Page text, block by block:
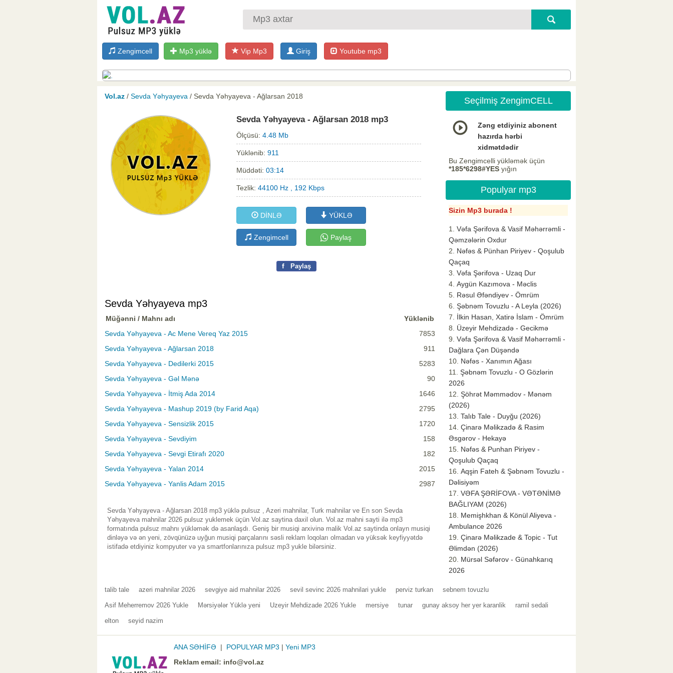
Zengimcell Mp3 yüklə Vip Mp3 Giriş Youtube mp3
Vol.az / Sevda Yəhyayeva / Sevda Yəhyayeva - Ağlarsan 2018
Sevda Yəhyayeva - Ağlarsan 2018 mp3
Ölçüsü: 4.48 Mb
Yüklənib: 911
Müddəti: 03:14
Tezlik: 44100 Hz , 192 Kbps
DİNLƏ YÜKLƏ
Zengimcell Paylaş
f Paylaş
Sevda Yəhyayeva mp3
Müğənni / Mahnı adı
Yüklənib
Sevda Yəhyayeva - Ac Mene Vereq Yaz 2015
7853
Sevda Yəhyayeva - Ağlarsan 2018
911
Sevda Yəhyayeva - Dedilerki 2015
5283
Sevda Yəhyayeva - Gəl Mənə
90
Sevda Yəhyayeva - İtmiş Ada 2014
1646
Sevda Yəhyayeva - Mashup 2019 (by Farid Aqa)
2795
Sevda Yəhyayeva - Sensizlik 2015
1720
Sevda Yəhyayeva - Sevdiyim
158
Sevda Yəhyayeva - Sevgi Etirafı 2020
182
Sevda Yəhyayeva - Yalan 2014
2015
Sevda Yəhyayeva - Yanlis Adam 2015
2987
Sevda Yəhyayeva - Ağlarsan 2018 mp3 yüklə pulsuz , Azeri mahnilar, Turk mahnilar ve En son Sevda
Yəhyayeva mahnilar 2026 pulsuz yuklemek üçün Vol.az saytina daxil olun. Vol.az mahni sayti ilə mp3
formatında pulsuz mahnı yükləmək də asanlaşdı. Geniş bir musiqi arxivinə malik Vol.az saytinda onlayn musiqi
dinləyə və ən yeni, zövqünüzə uyğun musiqi parçalarını səsli reklam loqoları olmadan və yüksək keyfiyyətdə
istifadə etdiyiniz kompyuter və ya smartfonlarınıza pulsuz mp3 yukle bilərsiniz.
Seçilmiş ZengimCELL
Zəng etdiyiniz abonent
hazırda hərbi
xidmətdədir
Bu Zengimcelli yükləmək üçün
*185*6298#YES yığın
Populyar mp3
Sizin Mp3 burada !
Vəfa Şərifova & Vasif Məhərrəmli -
Qəmzələrin Oxdur
Nəfəs & Pünhan Piriyev - Qoşulub
Qaçaq
Vəfa Şərifova - Uzaq Dur
Aygün Kazımova - Məclis
Rəsul Əfəndiyev - Ömrüm
Şəbnəm Tovuzlu - A Leyla (2026)
İlkin Hasan, Xatirə İslam - Ömrüm
Üzeyir Mehdizadə - Gecikmə
Vəfa Şərifova & Vasif Məhərrəmli -
Dağlara Çən Düşəndə
Nəfəs - Xanımın Ağası
Şəbnəm Tovuzlu - O Gözlərin
2026
Şöhrət Məmmədov - Mənəm
(2026)
Talıb Tale - Duyğu (2026)
Çinarə Məlikzadə & Rasim
Əsgərov - Hekayə
Nəfəs & Punhan Piriyev -
Qoşulub Qaçaq
Aqşin Fateh & Şəbnəm Tovuzlu -
Dəlisiyəm
VƏFA ŞƏRİFOVA - VƏTƏNİMƏ
BAĞLIYAM (2026)
Memişhkhan & Könül Aliyeva -
Ambulance 2026
Çinarə Məlikzade & Topic - Tut
Əlimdən (2026)
Mürsəl Səfərov - Günahkarıq
2026
talib tale azeri mahnilar 2026 sevgiye aid mahnilar 2026 sevil sevinc 2026 mahnilari yukle perviz turkan sebnem tovuzlu
Asif Meherremov 2026 Yukle Mərsiyələr Yüklə yeni Uzeyir Mehdizade 2026 Yukle mersiye tunar gunay aksoy her yer karanlik ramil sedali
elton seyid nazim
ANA SƏHİFƏ | POPULYAR MP3 | Yeni MP3
Reklam email: info@vol.az